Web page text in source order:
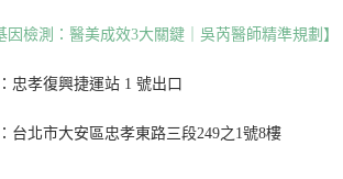
因檢測：醫美成效3大關鍵｜吳芮醫師精準規劃】
忠孝復興捷運站 1 號出口
台北市大安區忠孝東路三段249之1號8樓